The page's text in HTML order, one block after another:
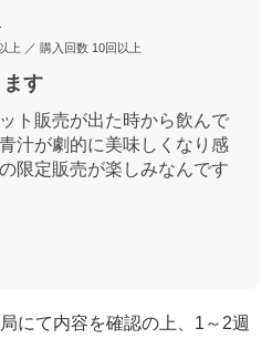
上 ／ 購入回数 10回以上
す
ト販売が出た時から飲んで
汁が劇的に美味しくなり感
限定販売が楽しみなんです
にて内容を確認の上、1～2週